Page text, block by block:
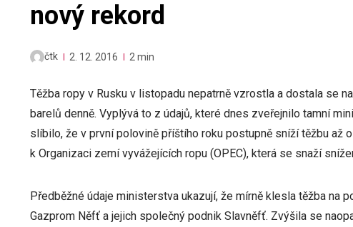
nový rekord
čtk 2. 12. 2016 2 min
Těžba ropy v Rusku v listopadu nepatrně vzrostla a dostala se
barelů denně. Vyplývá to z údajů, které dnes zveřejnilo tamní
slíbilo, že v první polovině příštího roku postupně sníží těžbu až
k Organizaci zemí vyvážejících ropu (OPEC), která se snaží
Předběžné údaje ministerstva ukazují, že mírně klesla těžba na
Gazprom Něfť a jejich společný podnik Slavněfť. Zvýšila se